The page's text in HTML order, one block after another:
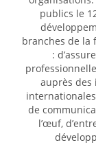
publics le
branches de la
:
auprès des
de
l’œuf,